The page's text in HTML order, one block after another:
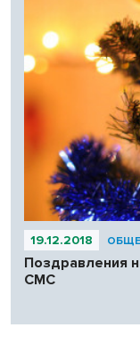
19.12.2018
Поздравления
СМС